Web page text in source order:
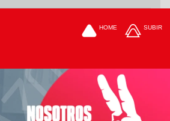
HOME SUBIR